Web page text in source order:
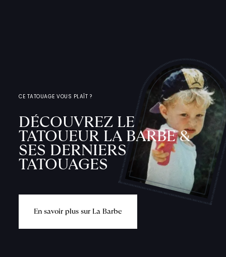
CE TATOUAGE VOUS PLAÎT ?
DÉCOUVREZ LE
TATOUEUR LA BARBE &
SES DERNIERS
TATOUAGES
En savoir plus sur La Barbe